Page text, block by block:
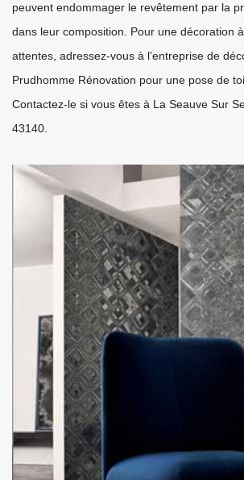
peuvent endommager le revêtement par la
dans leur composition. Pour une décoration
attentes, adressez-vous à l’entreprise de
Prudhomme Rénovation pour une pose de
Contactez-le si vous êtes à La Seauve Sur
43140.